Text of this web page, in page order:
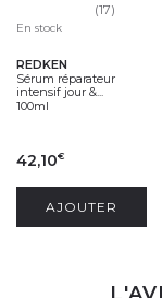
(17)
En stock
REDKEN
Sérum réparateur
intensif jour &...
100ml
42,10€
AJOUTER